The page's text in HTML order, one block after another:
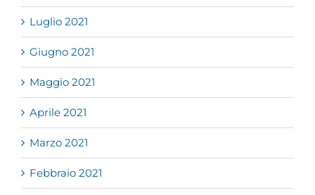
Luglio 2021
Giugno 2021
Maggio 2021
Aprile 2021
Marzo 2021
Febbraio 2021